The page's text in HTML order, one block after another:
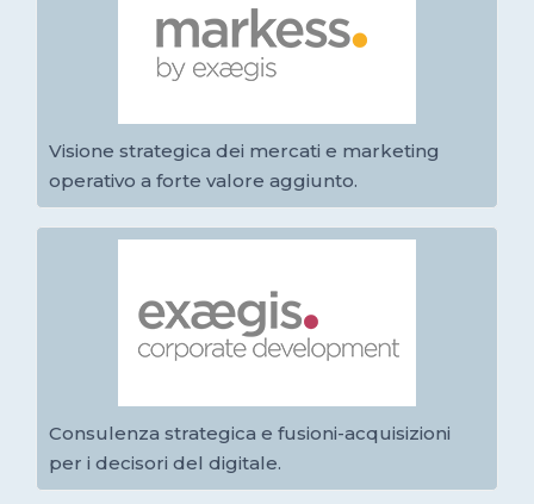
Visione strategica dei mercati e marketing
operativo a forte valore aggiunto.
Consulenza strategica e fusioni-acquisizioni
per i decisori del digitale.